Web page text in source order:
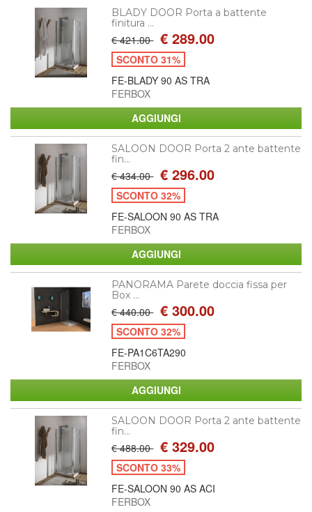
BLADY DOOR Porta a battente
finitura ...
€ 421.00 € 289.00
SCONTO 31%
FE-BLADY 90 AS TRA
FERBOX
SALOON DOOR Porta 2 ante battente
fin...
€ 434.00 € 296.00
SCONTO 32%
FE-SALOON 90 AS TRA
FERBOX
PANORAMA Parete doccia fissa per
Box ...
€ 440.00 € 300.00
SCONTO 32%
FE-PA1C6TA290
FERBOX
SALOON DOOR Porta 2 ante battente
fin...
€ 488.00 € 329.00
SCONTO 33%
FE-SALOON 90 AS ACI
FERBOX